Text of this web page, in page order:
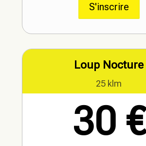
S'inscrire
Loup Nocture
25 klm
30 €